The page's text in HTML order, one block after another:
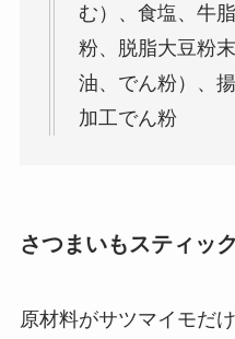
む）、食塩、牛
粉、脱脂大豆粉
油、でん粉）、
加工でん粉
さつまいもスティック
原材料がサツマイモだ